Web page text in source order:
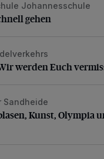
gehen
Johannesschule
gehen
werden Euch
werden Euch
Kunst, Olympia
Sandheide
Kunst, Olympia